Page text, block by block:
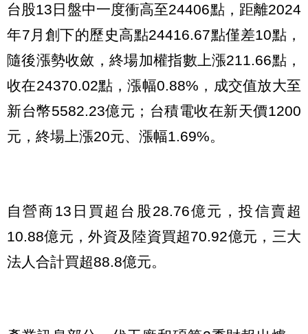
台股13日盤中一度衝高至24406點，距離2024
年7月創下的歷史高點24416.67點僅差10點，
隨後漲勢收斂，終場加權指數上漲211.66點，
收在24370.02點，漲幅0.88%，成交值放大至
新台幣5582.23億元；台積電收在新天價1200
元，終場上漲20元、漲幅1.69%。
自營商13日買超台股28.76億元，投信賣超
10.88億元，外資及陸資買超70.92億元，三大
法人合計買超88.8億元。